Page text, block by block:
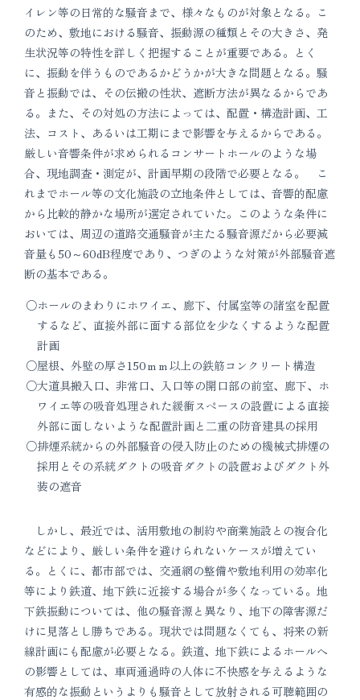
イレン等の日常的な騒音まで、様々なものが対象となる。こ
のため、敷地における騒音、振動源の種類とその大きさ、発
生状況等の特性を詳しく把握することが重要である。とく
に、振動を伴うものであるかどうかが大きな問題となる。騒
音と振動では、その伝搬の性状、遮断方法が異なるからであ
る。また、その対処の方法によっては、配置・構造計画、工
法、コスト、あるいは工期にまで影響を与えるからである。
厳しい音響条件が求められるコンサートホールのような場
合、現地調査・測定が、計画早期の段階で必要となる。 こ
れまでホール等の文化施設の立地条件としては、音響的配慮
から比較的静かな場所が選定されていた。このような条件に
おいては、周辺の道路交通騒音が主たる騒音源だから必要減
音量も50～60dB程度であり、つぎのような対策が外部騒音遮
断の基本である。
ホールのまわりにホワイエ、廊下、付属室等の諸室を配置
するなど、直接外部に面する部位を少なくするような配置
計画
屋根、外壁の厚さ150ｍｍ以上の鉄筋コンクリート構造
大道具搬入口、非常口、入口等の開口部の前室、廊下、ホ
ワイエ等の吸音処理された緩衝スペースの設置による直接
外部に面しないような配置計画と二重の防音建具の採用
排煙系統からの外部騒音の侵入防止のための機械式排煙の
採用とその系統ダクトの吸音ダクトの設置およびダクト外
装の遮音
しかし、最近では、活用敷地の制約や商業施設との複合化
などにより、厳しい条件を避けられないケースが増えてい
る。とくに、都市部では、交通網の整備や敷地利用の効率化
等により鉄道、地下鉄に近接する場合が多くなっている。地
下鉄振動については、他の騒音源と異なり、地下の障害源だ
けに見落とし勝ちである。現状では問題なくても、将来の新
線計画にも配慮が必要となる。鉄道、地下鉄によるホールへ
の影響としては、車両通過時の人体に不快感を与えるような
有感的な振動というよりも騒音として放射される可聴範囲の